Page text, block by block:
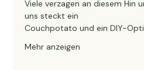
Viele verzagen an diesem Hin
uns steckt ein
Couchpotato und ein DIY-
Mehr anzeigen